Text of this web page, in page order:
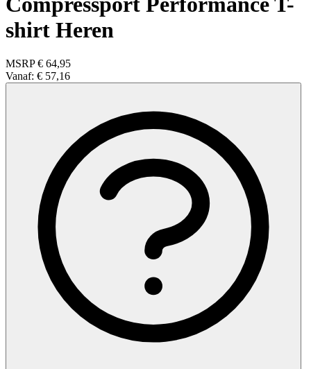
shirt Heren
MSRP € 64,95
Vanaf: € 57,16